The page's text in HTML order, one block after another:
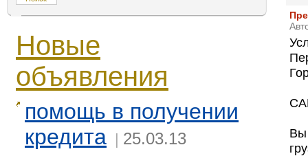
Новые
объявления
помощь в получении
кредита | 25.03.13
Вы